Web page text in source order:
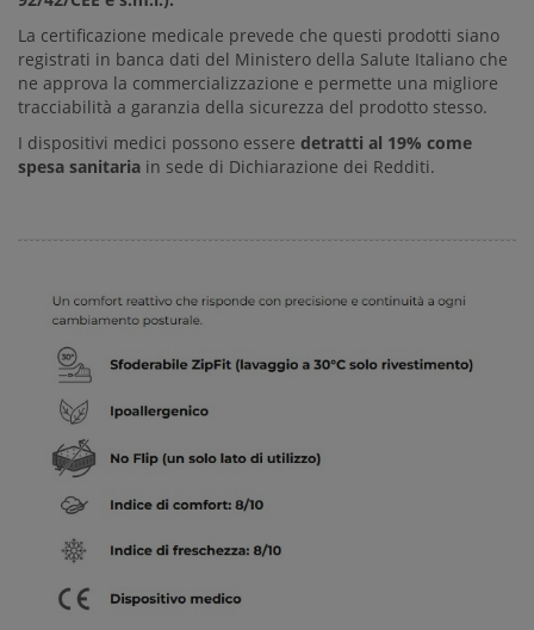
La certificazione medicale prevede che questi prodotti siano
registrati in banca dati del Ministero della Salute Italiano che
ne approva la commercializzazione e permette una migliore
tracciabilità a garanzia della sicurezza del prodotto stesso.
I dispositivi medici possono essere detratti al 19% come
spesa sanitaria in sede di Dichiarazione dei Redditi.